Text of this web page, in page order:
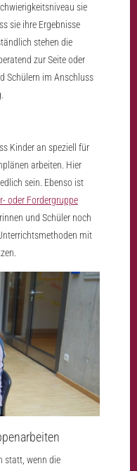
sie
sie ihre Ergebnisse
stehen die
zur Seite oder
Schülern im Anschluss
Kinder an speziell für
arbeiten. Hier
sein. Ebenso ist
oder Fordergruppe
und Schüler noch
mit
statt, wenn die